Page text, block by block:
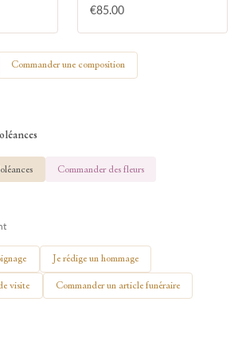
€85.00
Commander une composition
Commander des fleurs
Je rédige un hommage
visite Commander un article funéraire